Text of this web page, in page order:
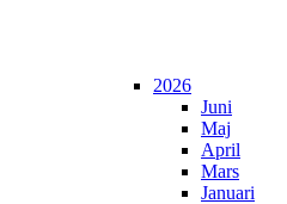
2026
Juni
Maj
April
Mars
Januari